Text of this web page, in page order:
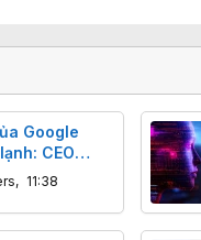
Google
CEO
khả năng
bị
"ngửi khói"
, 11:38